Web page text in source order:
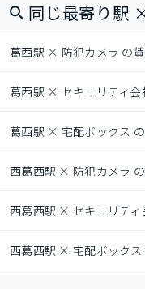
同じ最寄り駅
葛西駅 × 防犯カメラ の
葛西駅 × セキュリティ会
葛西駅 × 宅配ボックス
西葛西駅 × 防犯カメラ
西葛西駅 × セキュリティ
西葛西駅 × 宅配ボックス